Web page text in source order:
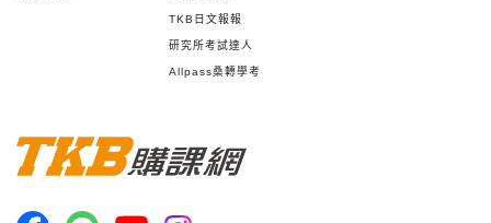
TKB日文報報
研究所考試達人
Allpass桑轉學考